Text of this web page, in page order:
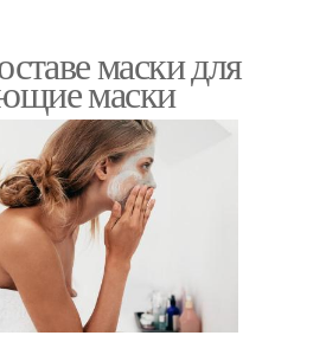
маски для
маски